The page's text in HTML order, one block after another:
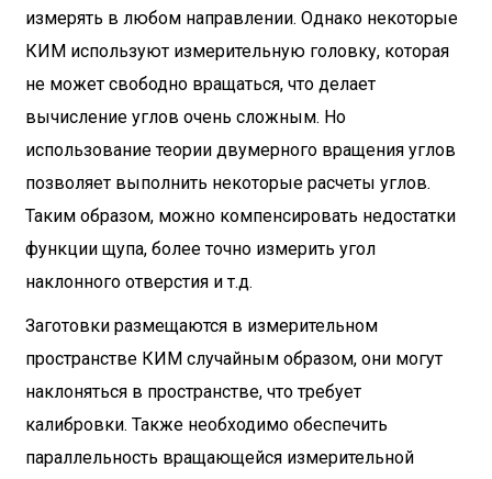
измерять в любом направлении. Однако некоторые
КИМ используют измерительную головку, которая
не может свободно вращаться, что делает
вычисление углов очень сложным. Но
использование теории двумерного вращения углов
позволяет выполнить некоторые расчеты углов.
Таким образом, можно компенсировать недостатки
функции щупа, более точно измерить угол
наклонного отверстия и т.д.
Заготовки размещаются в измерительном
пространстве КИМ случайным образом, они могут
наклоняться в пространстве, что требует
калибровки. Также необходимо обеспечить
параллельность вращающейся измерительной